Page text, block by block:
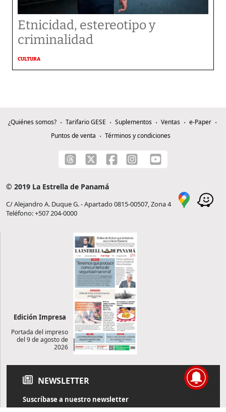
Etnicidad, estereotipo y
criminalidad
CULTURA
¿Quiénes somos? Tarifario GESE Suplementos Ventas
e-Paper
Puntos de venta
Términos y condiciones
© 2019 La Estrella de Panamá
C/ Alejandro A. Duque G. - Apartado 0815-00507, Zona 4
Teléfono: +507 204-0000
Edición Impresa
Portada del impreso
del 9 de agosto de
2026
NEWSLETTER
Suscríbase a nuestro newsletter
Reciba diariamente información de actualidad directamente en